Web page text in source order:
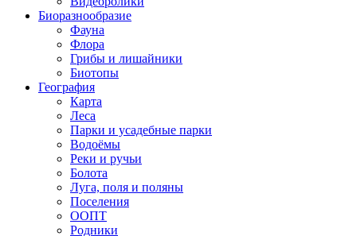
Биоразнообразие
Фауна
Флора
Грибы и лишайники
Биотопы
География
Карта
Леса
Парки и усадебные парки
Водоёмы
Реки и ручьи
Болота
Луга, поля и поляны
Поселения
ООПТ
Родники